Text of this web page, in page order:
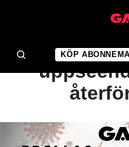
KÖP
Här är